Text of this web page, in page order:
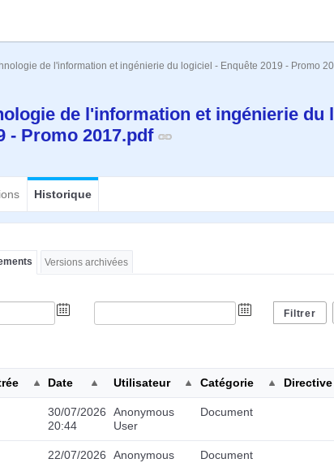
de l'information et ingénierie du logiciel - Enquête 2019 - Promo
de l'information et ingénierie du
- Promo 2017.pdf
Historique
Versions archivées
Date Utilisateur Catégorie Directive
30/07/2026
20:44
Anonymous
User
Document
22/07/2026
Anonymous
Document